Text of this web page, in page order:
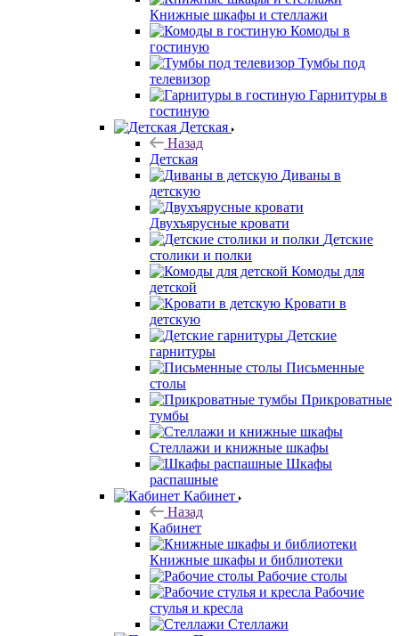
Книжные шкафы и стеллажи
Комоды в
гостиную
Тумбы под
телевизор
Гарнитуры в
гостиную
Детская
Назад
Детская
Диваны в
детскую
Двухъярусные кровати
Детские
столики и полки
Комоды для
детской
Кровати в
детскую
Детские
гарнитуры
Письменные
столы
Прикроватные
тумбы
Стеллажи и книжные шкафы
Шкафы
распашные
Кабинет
Назад
Кабинет
Книжные шкафы и библиотеки
Рабочие столы
Рабочие
стулья и кресла
Стеллажи